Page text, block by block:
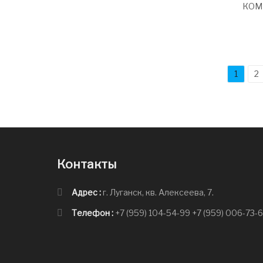
1 2
Контакты
Адрес :г. Луганск, кв. Алексеева, 7.
Телефон : +7 (959) 104-54-99 +7 (959) 006-73-